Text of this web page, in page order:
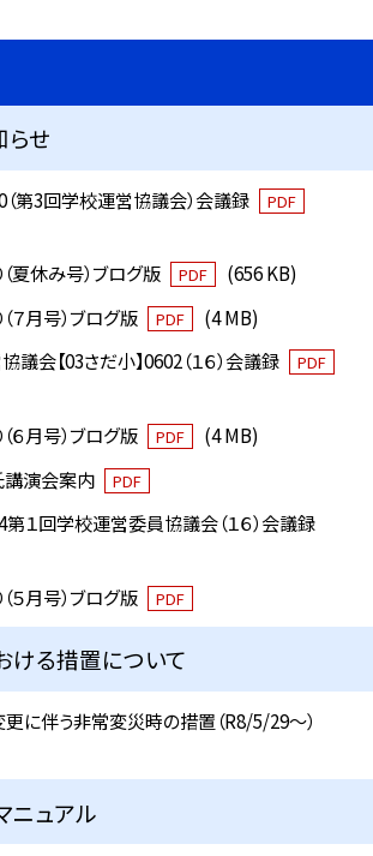
らせ
（第3回学校運営協議会）会議録 PDF
夏休み号）ブログ版
PDF
(656 KB)
７月号）ブログ版
PDF
(4 MB)
会【03さだ小】0602（１６）会議録
PDF
６月号）ブログ版
PDF
(4 MB)
講演会案内
PDF
第１回学校運営委員協議会（１６）会議録
５月号）ブログ版 PDF
ける措置について
に伴う非常変災時の措置（R8/5/29〜）
ニュアル